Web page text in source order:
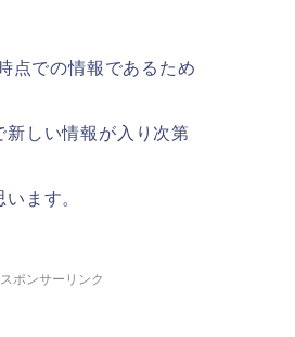
点での情報であるため
新しい情報が入り次第
ます。
スポンサーリンク